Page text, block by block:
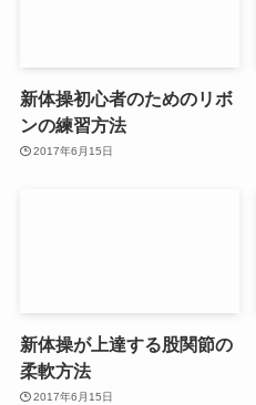
新体操初心者のためのリボ
ンの練習方法
2017年6月15日
新体操が上達する股関節の
柔軟方法
2017年6月15日